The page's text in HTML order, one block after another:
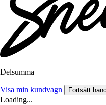
Delsumma
Visa min kundvagn Fortsätt
Loading...